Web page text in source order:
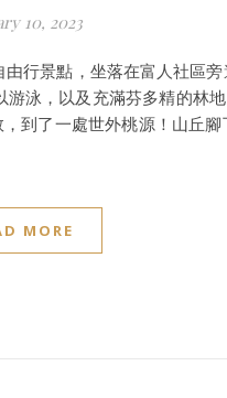
10, 2023
行景點，坐落在富人社區旁
泳，以及充滿芬多精的林
到了一處世外桃源！山丘
MORE